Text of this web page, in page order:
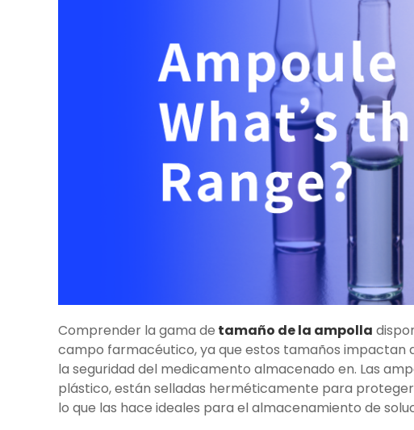
Comprender la gama de tamaño de la ampolla
campo farmacéutico, ya que estos tamaños
la seguridad del medicamento almacenado en. Las
plástico, están selladas herméticamente para
lo que las hace ideales para el almacenamiento de